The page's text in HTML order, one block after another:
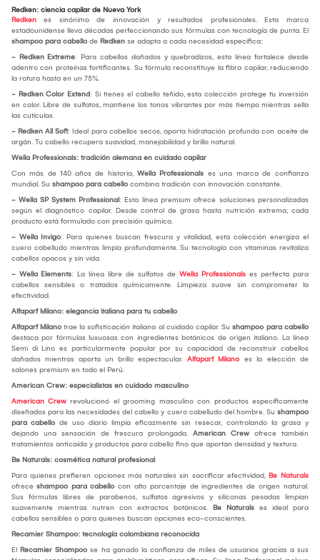
Redken: ciencia capilar de Nueva York
Redken
es sinónimo de innovación y resultados profesionales. Esta marca
estadounidense lleva décadas perfeccionando sus fórmulas con tecnología de punta. El
shampoo para cabello de Redken se adapta a cada necesidad específica:
- Redken Extreme: Para cabellos dañados y quebradizos, esta línea fortalece desde
adentro con proteínas fortificantes. Su fórmula reconstituye la fibra capilar, reduciendo
la rotura hasta en un 75%.
- Redken Color Extend: Si tienes el cabello teñido, esta colección protege tu inversión
en color. Libre de sulfatos, mantiene los tonos vibrantes por más tiempo mientras sella
las cutículas.
- Redken All Soft: Ideal para cabellos secos, aporta hidratación profunda con aceite de
argán. Tu cabello recupera suavidad, manejabilidad y brillo natural.
Wella Professionals: tradición alemana en cuidado capilar
Con más de 140 años de historia, Wella Professionals es una marca de confianza
mundial. Su shampoo para cabello combina tradición con innovación constante.
- Wella SP System Professional: Esta línea premium ofrece soluciones personalizadas
según el diagnóstico capilar. Desde control de grasa hasta nutrición extrema, cada
producto está formulado con precisión química.
- Wella Invigo: Para quienes buscan frescura y vitalidad, esta colección energiza el
cuero cabelludo mientras limpia profundamente. Su tecnología con vitaminas revitaliza
cabellos opacos y sin vida.
- Wella Elements: La línea libre de sulfatos de Wella Professionals es perfecta para
cabellos sensibles o tratados químicamente. Limpieza suave sin comprometer la
efectividad.
Alfaparf Milano: elegancia italiana para tu cabello
Alfaparf Milano trae la sofisticación italiana al cuidado capilar. Su shampoo para cabello
destaca por fórmulas luxuosas con ingredientes botánicos de origen italiano. La línea
Semi di Lino es particularmente popular por su capacidad de reconstruir cabellos
dañados mientras aporta un brillo espectacular. Alfaparf Milano es la elección de
salones premium en todo el Perú.
American Crew: especialistas en cuidado masculino
American Crew revolucionó el grooming masculino con productos específicamente
diseñados para las necesidades del cabello y cuero cabelludo del hombre. Su shampoo
para cabello de uso diario limpia eficazmente sin resecar, controlando la grasa y
dejando una sensación de frescura prolongada. American Crew ofrece también
tratamientos anticaída y productos para cabello fino que aportan densidad y textura.
Be Naturals: cosmética natural profesional
Para quienes prefieren opciones más naturales sin sacrificar efectividad, Be Naturals
ofrece shampoo para cabello con alto porcentaje de ingredientes de origen natural.
Sus fórmulas libres de parabenos, sulfatos agresivos y siliconas pesadas limpian
suavemente mientras nutren con extractos botánicos. Be Naturals es ideal para
cabellos sensibles o para quienes buscan opciones eco-conscientes.
Recamier Shampoo: tecnología colombiana reconocida
El Recamier Shampoo se ha ganado la confianza de miles de usuarios gracias a sus